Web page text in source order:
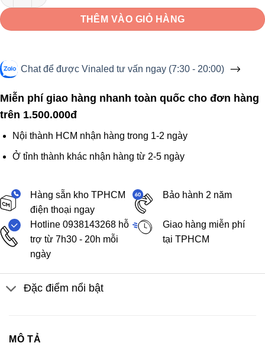
THÊM VÀO GIỎ HÀNG
Chat để được Vinaled tư vấn ngay (7:30 - 20:00)
Miễn phí giao hàng nhanh toàn quốc cho đơn hàng
trên 1.500.000đ
Nội thành HCM nhận hàng trong 1-2 ngày
Ở tỉnh thành khác nhận hàng từ 2-5 ngày
Hàng sẵn kho TPHCM
điện thoại ngay
Bảo hành 2 năm
Hotline 0938143268 hỗ
trợ từ 7h30 - 20h mỗi
ngày
Giao hàng miễn phí
tại TPHCM
Đặc điểm nổi bật
MÔ TẢ